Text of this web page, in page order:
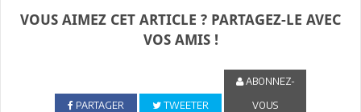
VOUS AIMEZ CET ARTICLE ? PARTAGEZ-LE AVEC
VOS AMIS !
PARTAGER TWEETER
ABONNEZ-
VOUS